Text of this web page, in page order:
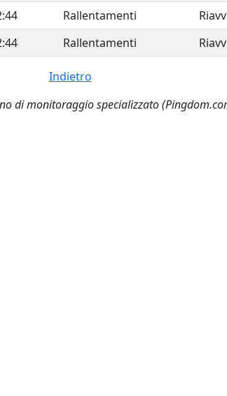
Rallentamenti
Rallentamenti
Indietro
di monitoraggio specializzato